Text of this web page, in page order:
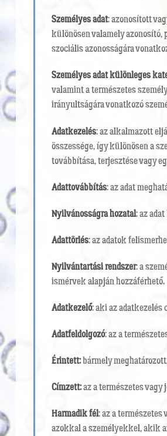
Személyes adat: azonosított
különösen valamely azonosító,
szociális azonosságára
Személyes adat különleges
valamint a természetes
irányultságára vonatkozó
Adatkezelés: az alkalmazott
összessége, így különösen a
továbbítása, terjesztése vagy
Adattovábbítás: az adat
Nyilvánosságra hozatal: az
Adattörlés: az adatok
Nyilvántartási rendszer: a
ismérvek alapján hozzáférhető.
Adatkezelő: aki az adatkezelés
Adatfeldolgozó: az a
Érintett:bármely
Címzett:az a természetes
Harmadik fél: az a
azokkal a személyekkel, akik